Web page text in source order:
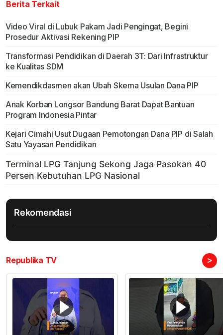
Berita Terkait
Video Viral di Lubuk Pakam Jadi Pengingat, Begini
Prosedur Aktivasi Rekening PIP
Transformasi Pendidikan di Daerah 3T: Dari Infrastruktur
ke Kualitas SDM
Kemendikdasmen akan Ubah Skema Usulan Dana PIP
Anak Korban Longsor Bandung Barat Dapat Bantuan
Program Indonesia Pintar
Kejari Cimahi Usut Dugaan Pemotongan Dana PIP di Salah
Satu Yayasan Pendidikan
Rekomendasi
Republika TV >